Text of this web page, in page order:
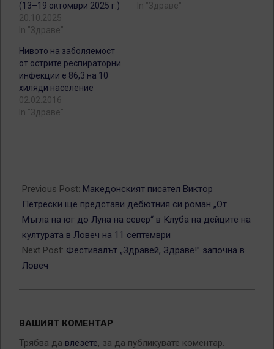
(13–19 октомври 2025 г.)
20.10.2025
In "Здраве"
In "Здраве"
Нивото на заболяемост
от острите респираторни
инфекции е 86,3 на 10
хиляди население
02.02.2016
In "Здраве"
09-
09
Previous Post: Македонският писател Виктор
Петрески ще представи дебютния си роман „От
Мъгла на юг до Луна на север“ в Клуба на дейците на
културата в Ловеч на 11 септември
Next Post: Фестивалът „Здравей, Здраве!” започна в
Ловеч
ВАШИЯТ КОМЕНТАР
Трябва да влезете, за да публикувате коментар.